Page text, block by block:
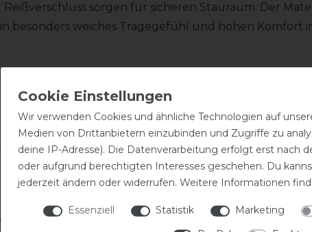
sorgen für sicheren Stauraum. Der
besonders weiches Tragegefühl und hohen Komfort
6% Elasthan
gefallen?
für dich
Wir verwenden Cookies und ähnliche Technologien auf
Medien von Drittanbietern einzubinden und Zugriffe zu
deine IP-Adresse). Die Datenverarbeitung erfolgt erst nach
oder aufgrund berechtigten Interesses geschehen. Du
jederzeit ändern oder widerrufen. Weitere Informationen
Essenziell Statistik Marketing